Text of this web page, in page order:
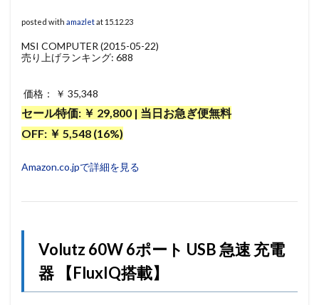
posted with amazletat 15.12.23
MSI COMPUTER (2015-05-22)
売り上げランキング: 688
価格： ￥ 35,348
セール特価: ￥ 29,800 | 当日お急ぎ便無料
OFF: ￥ 5,548 (16%)
Amazon.co.jpで詳細を見る
Volutz 60W 6ポート USB 急速 充電
器 【FluxIQ搭載】